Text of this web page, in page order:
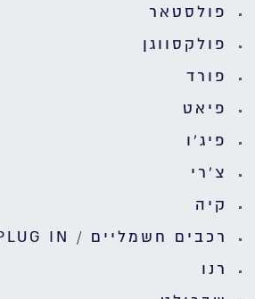
פולסטאר
פולקסווגן
פורד
פיאט
פיג'ו
צ'רי
קיה
רכבים חשמליים / PLUG IN
רנו